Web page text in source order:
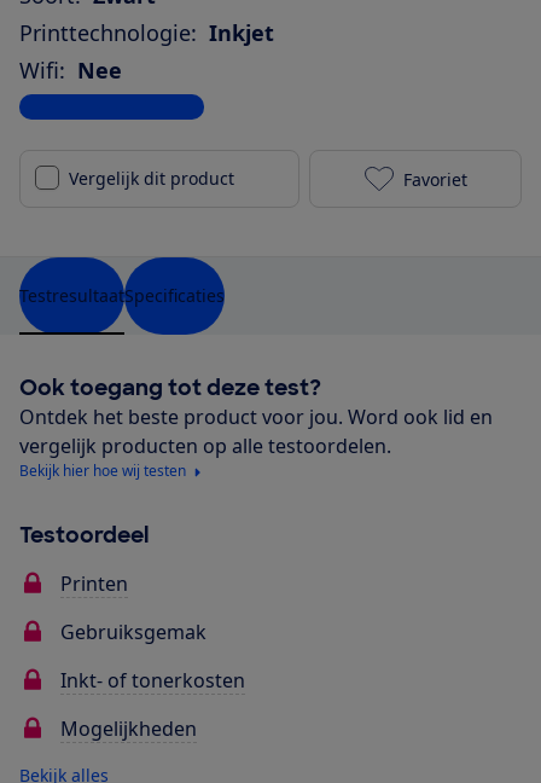
Printtechnologie: Inkjet
Wifi: Nee
Bekijk alle specificaties
Vergelijk dit product Epson
Favoriet
TestresultaatSpecificaties
Ook toegang tot deze test?
Ontdek het beste product voor jou. Word ook lid en
vergelijk producten op alle testoordelen.
Bekijk hier hoe wij testen
Testoordeel
Printen
Gebruiksgemak
Inkt- of tonerkosten
Mogelijkheden
Bekijk alles